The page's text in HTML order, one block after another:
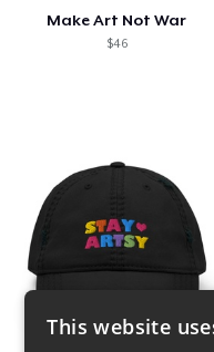
Make Art Not War
$46
This website